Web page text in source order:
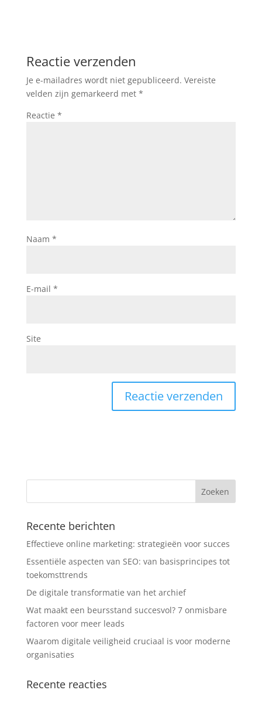
Reactie verzenden
Je e-mailadres wordt niet gepubliceerd. Vereiste
velden zijn gemarkeerd met *
Reactie *
Naam *
E-mail *
Site
Recente berichten
Effectieve online marketing: strategieën voor succes
Essentiële aspecten van SEO: van basisprincipes tot
toekomsttrends
De digitale transformatie van het archief
Wat maakt een beursstand succesvol? 7 onmisbare
factoren voor meer leads
Waarom digitale veiligheid cruciaal is voor moderne
organisaties
Recente reacties